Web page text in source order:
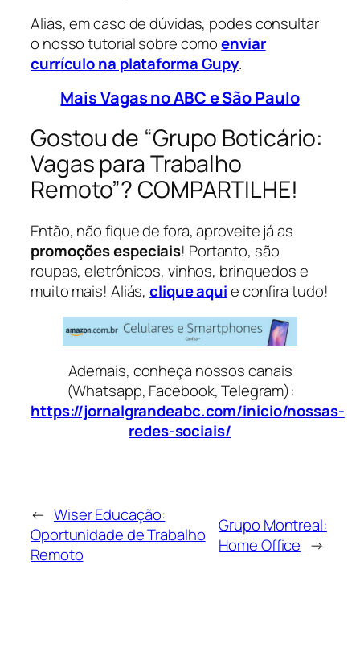
Aliás, em caso de dúvidas, podes consultar
o nosso tutorial sobre comoenviar
currículo na plataforma Gupy.
Mais Vagas no ABC e São Paulo
Gostou de “Grupo Boticário:
Vagas para Trabalho
Remoto”? COMPARTILHE!
Então, não fique de fora, aproveite já as
promoções especiais! Portanto, são
roupas, eletrônicos, vinhos, brinquedos e
muito mais! Aliás,clique aquie confira tudo!
Ademais, conheça nossos canais
(Whatsapp, Facebook, Telegram):
https://jornalgrandeabc.com/inicio/nossas-
redes-sociais/
← Wiser Educação:
Oportunidade de Trabalho
Remoto
Grupo Montreal:
Home Office →